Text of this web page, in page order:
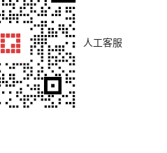
人工客服